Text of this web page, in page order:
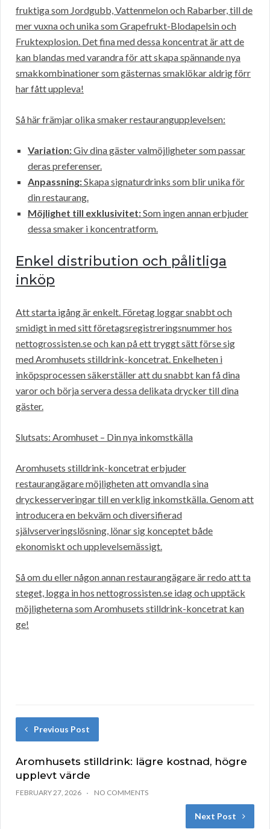
fruktiga som Jordgubb, Vattenmelon och Rabarber, till de
mer vuxna och unika som Grapefrukt-Blodapelsin och
Fruktexplosion. Det fina med dessa koncentrat är att de
kan blandas med varandra för att skapa spännande nya
smakkombinationer som gästernas smaklökar aldrig förr
har fått uppleva!
Så här främjar olika smaker restaurangupplevelsen:
Variation:Giv dina gäster valmöjligheter som passar
deras preferenser.
Anpassning:Skapa signaturdrinks som blir unika för
din restaurang.
Möjlighet till exklusivitet:Som ingen annan erbjuder
dessa smaker i koncentratform.
Enkel distribution och pålitliga
inköp
Att starta igång är enkelt. Företag loggar snabbt och
smidigt in med sitt företagsregistreringsnummer hos
nettogrossisten.se och kan på ett tryggt sätt förse sig
med Aromhusets stilldrink-koncetrat. Enkelheten i
inköpsprocessen säkerställer att du snabbt kan få dina
varor och börja servera dessa delikata drycker till dina
gäster.
Slutsats: Aromhuset – Din nya inkomstkälla
Aromhusets stilldrink-koncetrat erbjuder
restaurangägare möjligheten att omvandla sina
dryckesserveringar till en verklig inkomstkälla. Genom att
introducera en bekväm och diversifierad
självserveringslösning, lönar sig konceptet både
ekonomiskt och upplevelsemässigt.
Så om du eller någon annan restaurangägare är redo att ta
steget, logga in hos nettogrossisten.se idag och upptäck
möjligheterna som Aromhusets stilldrink-koncetrat kan
ge!
Previous Post
Aromhusets stilldrink: lägre kostnad, högre
upplevt värde
FEBRUARY 27, 2026 NO COMMENTS
Next Post